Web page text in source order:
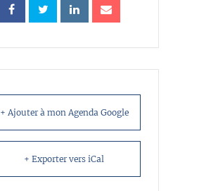
+ Ajouter à mon Agenda Google
+ Exporter vers iCal